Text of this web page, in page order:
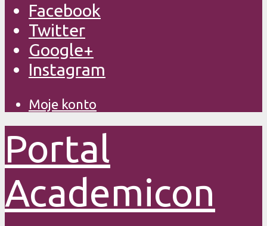
Facebook
Twitter
Google+
Instagram
Moje konto
Portal
Academicon